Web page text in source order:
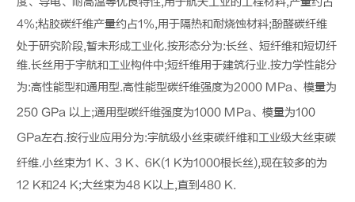
4%;粘胶碳纤维产量约占1%,用于隔热和耐烧蚀材料;酚醛碳纤维
处于研究阶段,暂未形成工业化.按形态分为:长丝、短纤维和短切纤
维.长丝用于宇航和工业构件中;短纤维用于建筑行业.按力学性能分
为:高性能型和通用型.高性能型碳纤维强度为2000 MPa、模量为
250 GPa 以上;通用型碳纤维强度为1000 MPa、模量为100
GPa左右.按行业应用分为:宇航级小丝束碳纤维和工业级大丝束碳
纤维.小丝束为1 K、3 K、6K(1 K为1000根长丝),现在较多的为
12 K和24 K;大丝束为48 K以上,直到480 K.